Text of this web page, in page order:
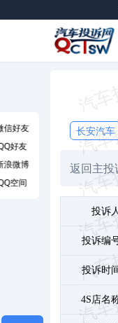
长安汽车
返回主投
投诉
投诉编
投诉时
4S店名
信好友
好友
浪微博
空间